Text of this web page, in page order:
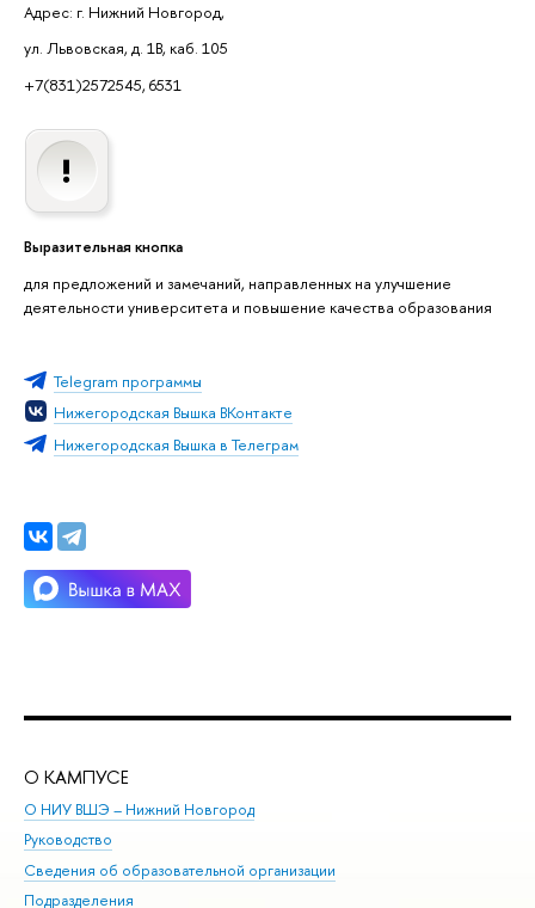
Адрес: г. Нижний Новгород,
ул. Львовская, д. 1В, каб. 105
+7(831)2572545, 6531
Выразительная кнопка
для предложений и замечаний, направленных на улучшение
деятельности университета и повышение качества образования
Telegram программы
Нижегородская Вышка ВКонтакте
Нижегородская Вышка в Телеграм
О КАМПУСЕ
О НИУ ВШЭ – Нижний Новгород
Руководство
Сведения об образовательной организации
Подразделения